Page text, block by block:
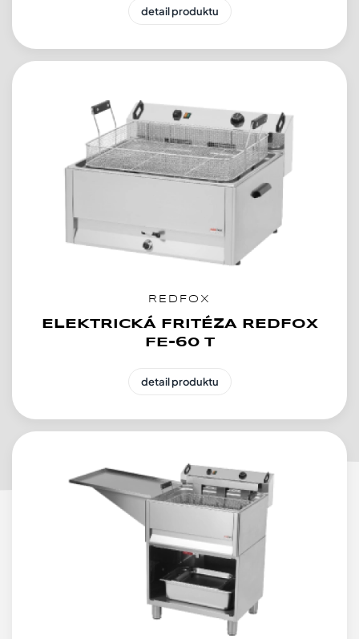
detail produktu
REDFOX
ELEKTRICKÁ FRITÉZA REDFOX
FE-60 T
detail produktu